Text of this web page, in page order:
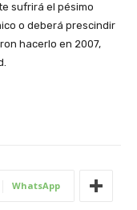
sufrirá el pésimo
o deberá prescindir
hacerlo en 2007,
WhatsApp